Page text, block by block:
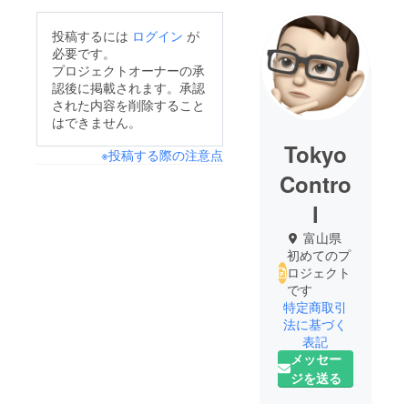
投稿するには ログイン が
必要です。
プロジェクトオーナーの承
認後に掲載されます。承認
された内容を削除すること
はできません。
※投稿する際の注意点
Tokyo
Contro
l
富山県
初めてのプ
ロジェクト
です
特定商取引
法に基づく
表記
メッセー
ジを送る